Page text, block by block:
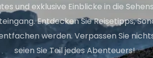
und exklusive Einblicke in die
Entdecken Sie Reisetipps,
werden. Verpassen Sie
seien Sie Teil jedes Abenteuers!